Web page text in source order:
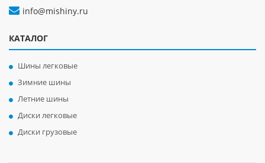
info@mishiny.ru
КАТАЛОГ
Шины легковые
Зимние шины
Летние шины
Диски легковые
Диски грузовые